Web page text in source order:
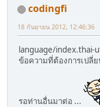
codingfi
18 กันยายน 2012, 12:46:36
language/index.thai-
ข้อความที่ต้องการเปลี่
รอท่านอื่นมาต่อ ...